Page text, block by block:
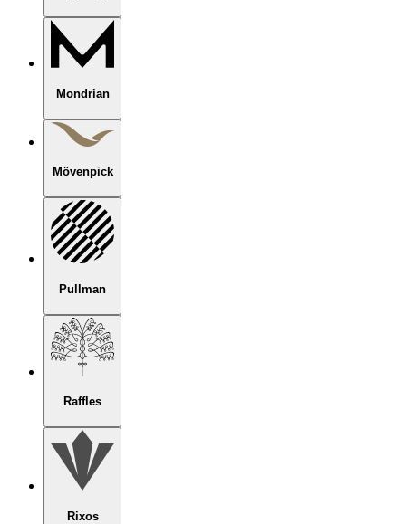
Mondrian
Mövenpick
Pullman
Raffles
Rixos